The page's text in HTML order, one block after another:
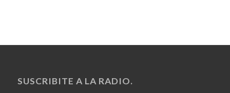
SUSCRIBITE A LA RADIO.